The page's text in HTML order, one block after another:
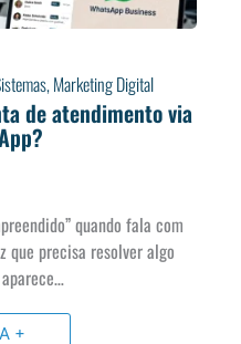
,Marketing Digital
de atendimento via
quando fala com
que precisa resolver algo
+